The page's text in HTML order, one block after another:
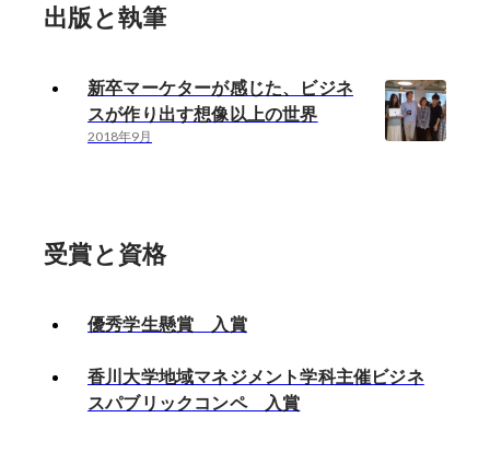
出版と執筆
新卒マーケターが感じた、ビジネ
スが作り出す想像以上の世界
2018年9月
受賞と資格
優秀学生懸賞 入賞
香川大学地域マネジメント学科主催ビジネ
スパブリックコンペ 入賞